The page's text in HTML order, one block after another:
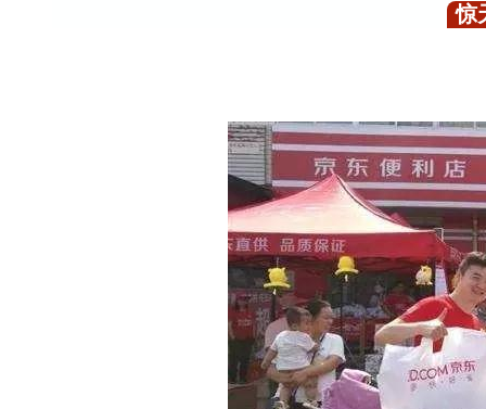
惊